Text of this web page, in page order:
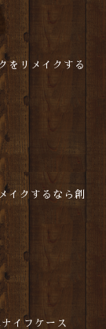
をリメイクする
イクするなら創
イフケース